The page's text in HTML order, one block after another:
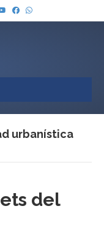
urbanística
del